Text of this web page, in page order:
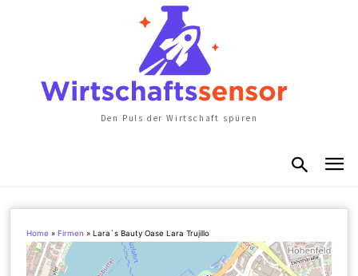
Den Puls der Wirtschaft spüren
Home » Firmen »Lara`s Bauty Oase Lara Trujillo